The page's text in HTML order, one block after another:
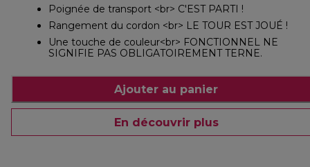
Poignée de transport <br> C'EST PARTI !
Rangement du cordon <br> LE TOUR EST JOUÉ !
Une touche de couleur<br> FONCTIONNEL NE
SIGNIFIE PAS OBLIGATOIREMENT TERNE.
Ajouter au panier
En découvrir plus